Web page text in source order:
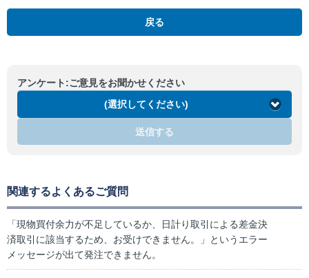
戻る
アンケート:ご意見をお聞かせください
(選択してください)
送信する
関連するよくあるご質問
「現物買付余力が不足しているか、日計り取引による差金決
済取引に該当するため、お受けできません。」というエラー
メッセージが出て発注できません。